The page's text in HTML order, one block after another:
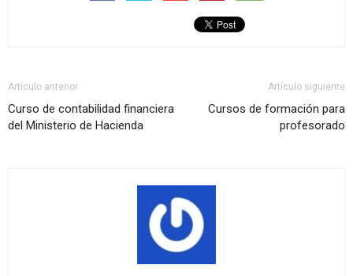
Artículo anterior
Curso de contabilidad financiera
del Ministerio de Hacienda
Artículo siguiente
Cursos de formación para
profesorado